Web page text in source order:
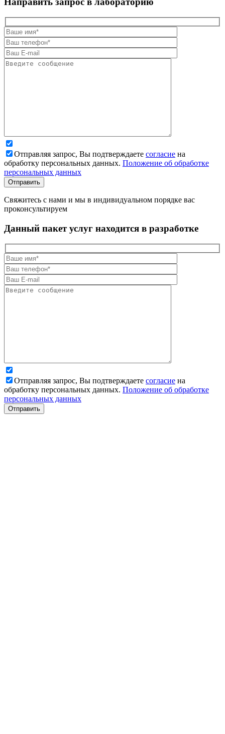
Отправляя запрос, Вы подтверждаете согласие на
обработку персональных данных. Положение об обработке
персональных данных
Свяжитесь с нами и мы в индивидуальном порядке вас
проконсультируем
Данный пакет услуг находится в разработке
Отправляя запрос, Вы подтверждаете согласие на
обработку персональных данных. Положение об обработке
персональных данных